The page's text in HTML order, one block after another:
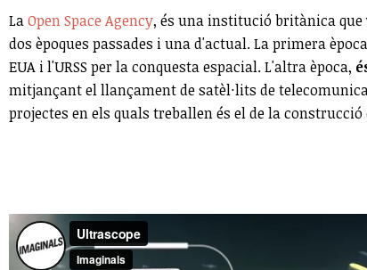
LaOpen Space Agency, és una institució britànica que
dos èpoques passades i una d'actual. La primera
EUA i l'URSS per la conquesta espacial. L'altra època,
mitjançant el llançament de satèl·lits de
projectes en els quals treballen és el de la